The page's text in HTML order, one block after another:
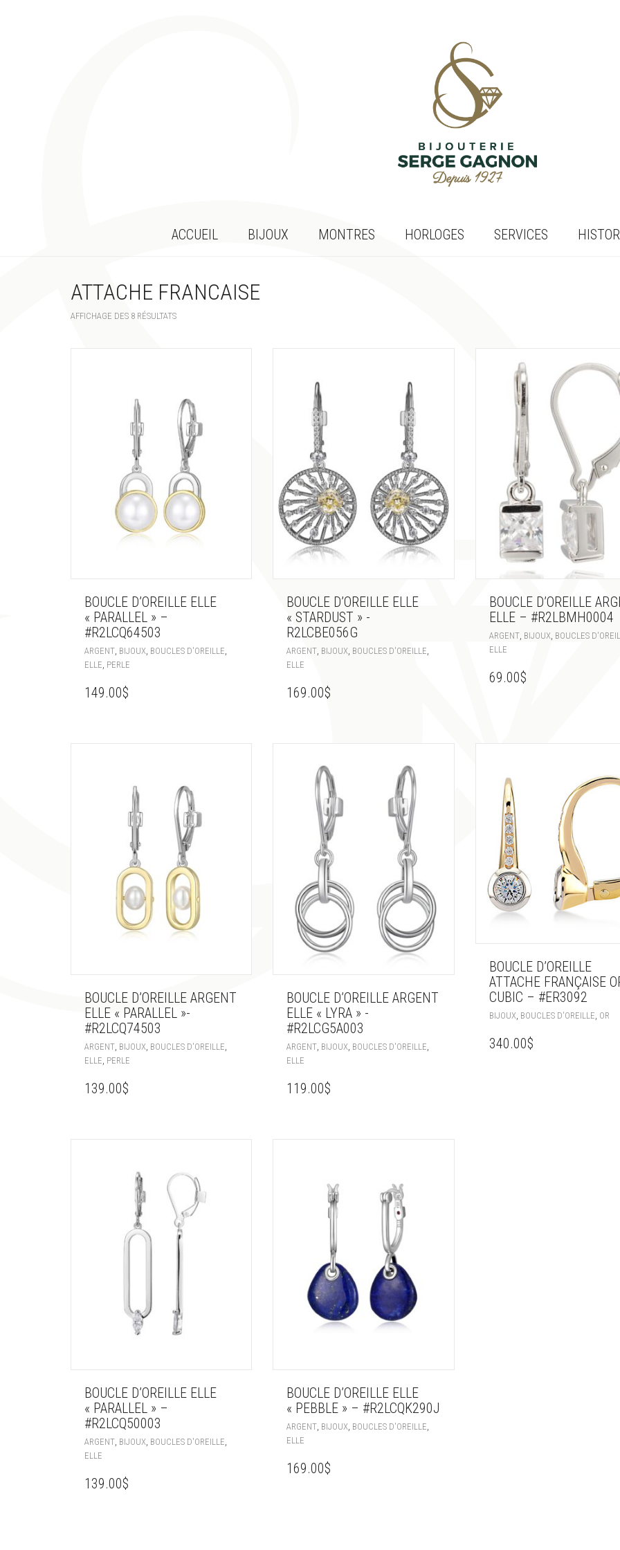
ACCUEIL BIJOUX MONTRES HORLOGES SERVICES
ATTACHE FRANCAISE
AFFICHAGE DES 8 RÉSULTATS
BOUCLE D’OREILLE ELLE
« PARALLEL » –
#R2LCQ64503
ARGENT, BIJOUX, BOUCLES D'OREILLE,
ELLE, PERLE
149.00$
BOUCLE D’OREILLE ELLE
« STARDUST » -
R2LCBE056G
ARGENT, BIJOUX, BOUCLES D'OREILLE,
ELLE
169.00$
BOUCLE D’OREILLE
ELLE – #R2LBMH0004
ARGENT, BIJOUX, BOUCLES
ELLE
69.00$
BOUCLE D’OREILLE ARGENT
ELLE « PARALLEL »-
#R2LCQ74503
ARGENT BIJOUX BOUCLES D'OREILLE
ELLE PERLE
139.00$
BOUCLE D’OREILLE ARGENT
ELLE « LYRA » -
#R2LCG5A003
ARGENT BIJOUX BOUCLES D'OREILLE
ELLE
119.00$
BOUCLE D’OREILLE
ATTACHE FRANÇAISE
CUBIC – #ER3092
BIJOUX BOUCLES D'OREILLE OR
340.00$
BOUCLE D’OREILLE ELLE
« PARALLEL » –
#R2LCQ50003
ARGENT BIJOUX BOUCLES D'OREILLE
ELLE
139.00$
BOUCLE D’OREILLE ELLE
« PEBBLE » – #R2LCQK290J
ARGENT BIJOUX BOUCLES D'OREILLE
ELLE
169.00$